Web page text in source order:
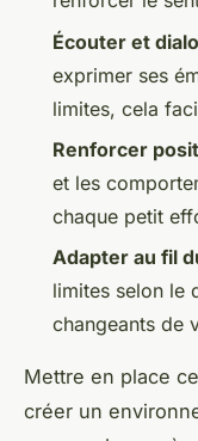
Écouter et
exprimer ses
limites, cela
Renforcer
et les
chaque petit
Adapter au fil
limites selon le
changeants de
Mettre en place
créer un